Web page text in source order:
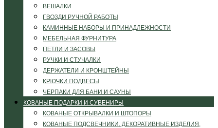
ВЕШАЛКИ
ГВОЗДИ РУЧНОЙ РАБОТЫ
КАМИННЫЕ НАБОРЫ И ПРИНАДЛЕЖНОСТИ
МЕБЕЛЬНАЯ ФУРНИТУРА
ПЕТЛИ И ЗАСОВЫ
РУЧКИ И СТУЧАЛКИ
ДЕРЖАТЕЛИ И КРОНШТЕЙНЫ
КРЮЧКИ ПОДВЕСЫ
ЧЕРПАКИ ДЛЯ БАНИ И САУНЫ
КОВАНЫЕ ПОДАРКИ И СУВЕНИРЫ
КОВАНЫЕ ОТКРЫВАЛКИ И ШТОПОРЫ
КОВАНЫЕ ПОДСВЕЧНИКИ, ДЕКОРАТИВНЫЕ ИЗДЕЛИЯ,